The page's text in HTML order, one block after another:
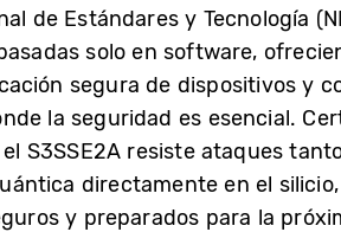
de Estándares y Tecnología
solo en software,
segura de dispositivos y
la seguridad es esencial.
S3SSE2A resiste ataques
directamente en el
y preparados para la